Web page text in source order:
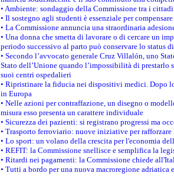
• Ambiente: sondaggio della Commissione tra i
• Il sostegno agli studenti è essenziale per
• La Commissione annuncia una straordinaria
• Una donna che smetta di lavorare o di cercare un
periodo successivo al parto può conservare lo status
• Secondo l’avvocato generale Cruz Villalón, uno
Stato dell’Unione quando l’impossibilità di prestarlo
suoi centri ospedalieri
• Ripristinare la fiducia nei dispositivi medici. Dopo
in Europa
• Nelle azioni per contraffazione, un disegno o
misura esso presenta un carattere individuale
• Sicurezza dei pazienti: si registrano progressi ma
• Trasporto ferroviario: nuove iniziative per
• Lo sport: un volano della crescita per l'economia
• REFIT: la Commissione snellisce e semplifica la
• Ritardi nei pagamenti: la Commissione chiede
• Tutti a bordo per una nuova macroregione